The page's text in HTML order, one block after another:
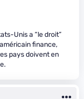
Unis a “le droit”
finance,
pays doivent en